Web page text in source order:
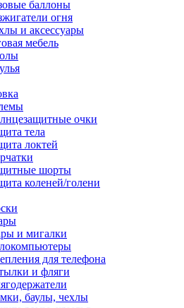
баллоны
огня
и аксессуары
мебель
очки
тела
локтей
шорты
коленей/голени
и мигалки
для телефона
и фляги
баулы, чехлы